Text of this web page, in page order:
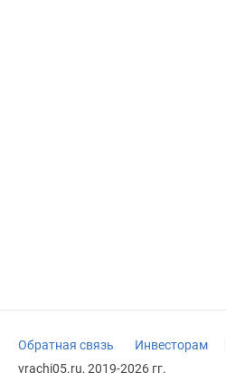
Обратная связь Инвесторам
vrachi05.ru, 2019-2026 гг.